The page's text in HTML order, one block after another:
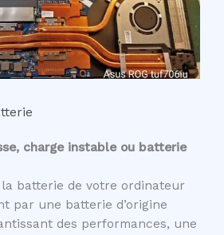
charge instable ou batterie
batterie de votre ordinateur
par une batterie d’origine
des performances, une